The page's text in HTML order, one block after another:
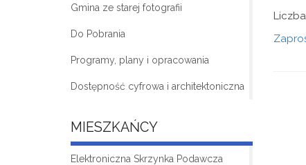
Gmina ze starej fotografii
Do Pobrania
Programy, plany i opracowania
Dostępność cyfrowa i architektoniczna
MIESZKAŃCY
Elektroniczna Skrzynka Podawcza